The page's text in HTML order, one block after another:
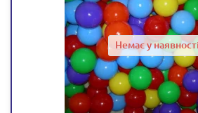
Немає у наявності